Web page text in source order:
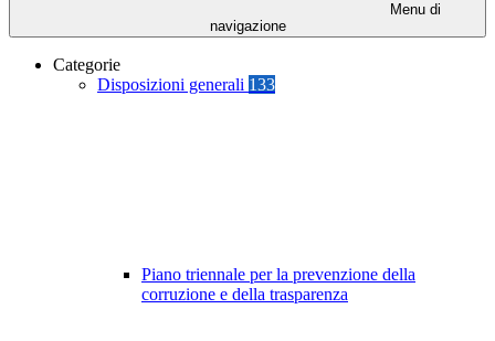
Menu di
navigazione
Categorie
Disposizioni generali 133
Piano triennale per la prevenzione della
corruzione e della trasparenza